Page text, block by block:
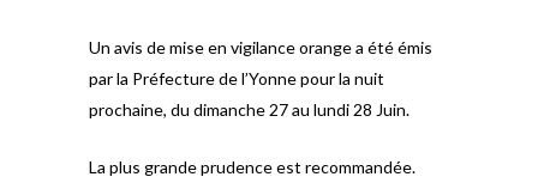
Un avis de mise en vigilance orange a été émis
par la Préfecture de l’Yonne pour la nuit
prochaine, du dimanche 27 au lundi 28 Juin.
La plus grande prudence est recommandée.